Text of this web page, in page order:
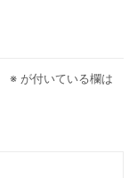
※ が付いている欄は